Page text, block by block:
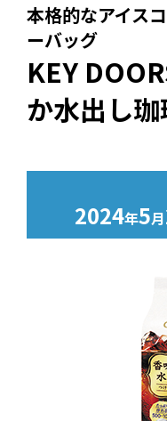
本格的なアイス
ーバッグ
KEY
か水出し
2024年5月